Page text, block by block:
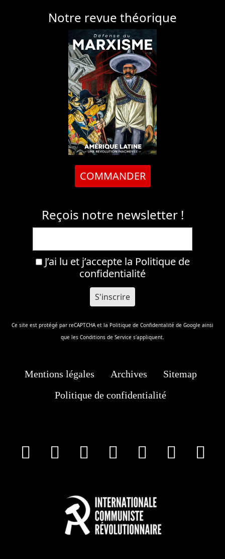
Notre revue théorique
COMMANDER
Reçois notre newsletter !
J’ai lu et j’accepte la Politique de
confidentialité
Ce site est protégé par reCAPTCHA et la Politique de Confidentalité de Google ainsi
que les Conditions de Service s'appliquent.
Mentions légales Archives
Sitemap
Politique de confidentialité
facebookInstagram
Youtube
Tik Tok